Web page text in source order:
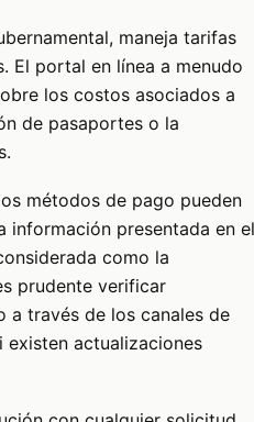
maneja tarifas
El portal en línea a menudo
los costos asociados a
de pasaportes o la
métodos de pago pueden
información presentada en el
como la
prudente verificar
a través de los canales de
existen actualizaciones